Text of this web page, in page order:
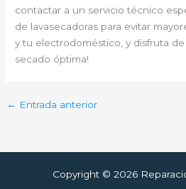
contactar a un servicio técnico
de lavasecadoras para evitar
y tu electrodoméstico, y disfruta
secado óptima!
← Entrada anterior
Copyright © 2026